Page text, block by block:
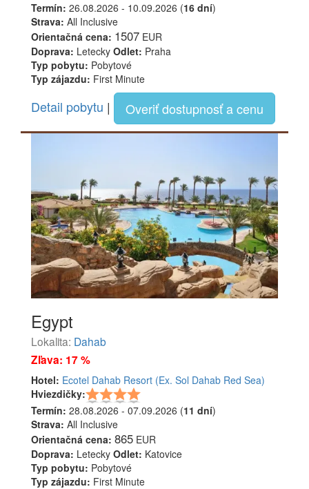
Termín: 26.08.2026 - 10.09.2026 (16 dní)
Strava: All Inclusive
Orientačná cena: 1507 EUR
Doprava: Letecky Odlet: Praha
Typ pobytu: Pobytové
Typ zájazdu: First Minute
Detail pobytu | Overiť dostupnosť a cenu
Egypt
Lokalita: Dahab
Zľava: 17 %
Hotel: Ecotel Dahab Resort (Ex. Sol Dahab Red Sea)
Hviezdičky:
Termín: 28.08.2026 - 07.09.2026 (11 dní)
Strava: All Inclusive
Orientačná cena: 865 EUR
Doprava: Letecky Odlet: Katovice
Typ pobytu: Pobytové
Typ zájazdu: First Minute